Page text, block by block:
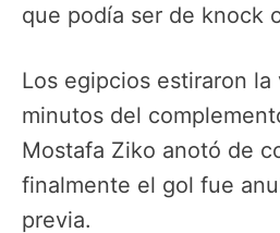
que podía ser de knock
Los egipcios estiraron la
minutos del
Mostafa Ziko anotó de
finalmente el gol fue
previa.